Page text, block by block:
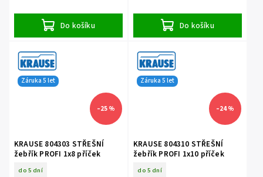
Do košíku Do košíku
Záruka 5 let
–25 %
KRAUSE 804303 STŘEŠNÍ
žebřík PROFI 1x8 příček
do 5 dní
Záruka 5 let
–24 %
KRAUSE 804310 STŘEŠNÍ
žebřík PROFI 1x10 příček
do 5 dní